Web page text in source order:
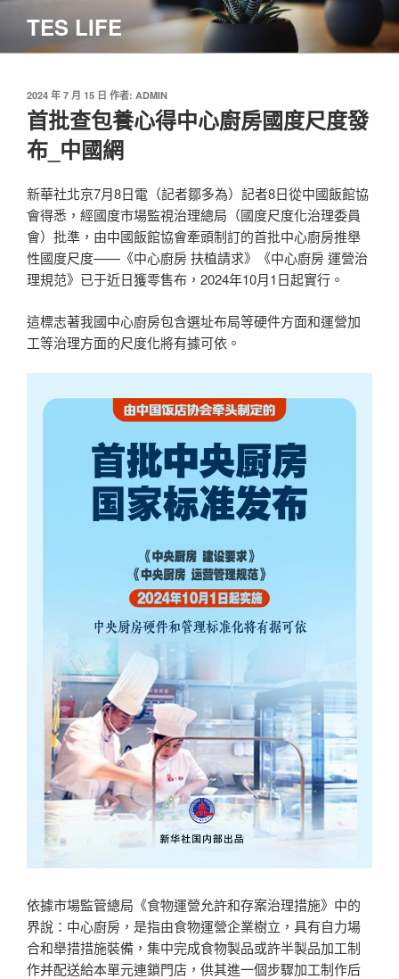
主
TES LIFE
發
佈
於
2024 年 7 月 15 日 作者: ADMIN
首批查包養心得中心廚房國度尺度發
布_中國網
新華社北京7月8日電（記者鄒多為）記者8日從中國飯館協
會得悉，經國度市場監視治理總局（國度尺度化治理委員
會）批準，由中國飯館協會牽頭制訂的首批中心廚房推舉
性國度尺度——《中心廚房 扶植請求》《中心廚房 運營治
理規范》已于近日獲零售布，2024年10月1日起實行。
這標志著我國中心廚房包含選址布局等硬件方面和運營加
工等治理方面的尺度化將有據可依。
依據市場監管總局《食物運營允許和存案治理措施》中的
界說：中心廚房，是指由食物運營企業樹立，具有自力場
合和舉措措施裝備，集中完成食物製品或許半製品加工制
作并配送給本單元連鎖門店，供其進一個步驟加工制作后